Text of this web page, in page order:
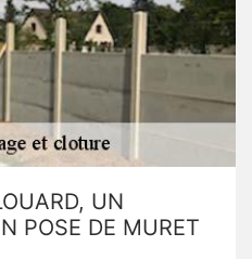
UN
POSE DE MURET